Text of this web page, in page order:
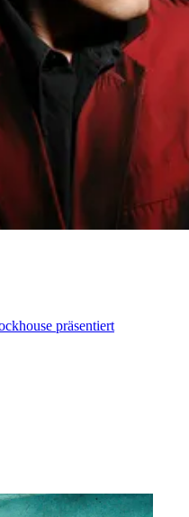
präsentiert